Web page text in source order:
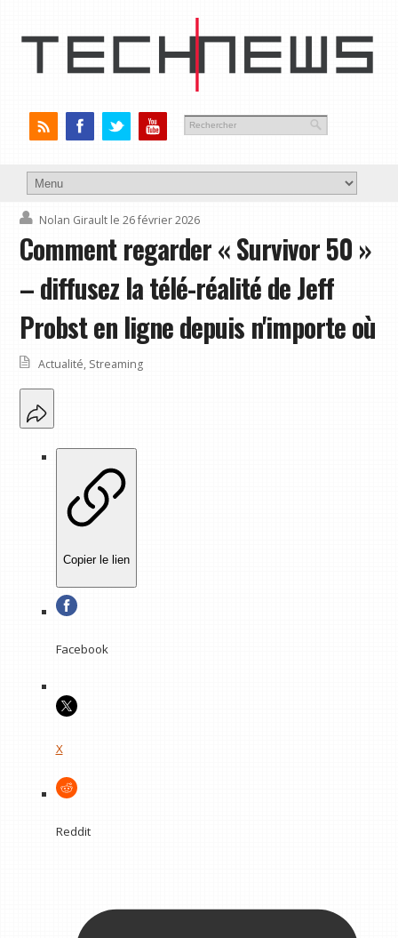
Nolan Girault le 26 février 2026
Comment regarder « Survivor 50 »
– diffusez la télé-réalité de Jeff
Probst en ligne depuis n'importe où
Actualité, Streaming
Copier le lien
Facebook
X
Reddit